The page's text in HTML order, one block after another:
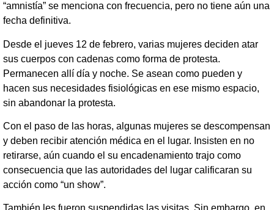
“amnistía” se menciona con frecuencia, pero no tiene aún una
fecha definitiva.
Desde el jueves 12 de febrero, varias mujeres deciden atar
sus cuerpos con cadenas como forma de protesta.
Permanecen allí día y noche. Se asean como pueden y
hacen sus necesidades fisiológicas en ese mismo espacio,
sin abandonar la protesta.
Con el paso de las horas, algunas mujeres se descompensan
y deben recibir atención médica en el lugar. Insisten en no
retirarse, aún cuando el su encadenamiento trajo como
consecuencia que las autoridades del lugar calificaran su
acción como “un show”.